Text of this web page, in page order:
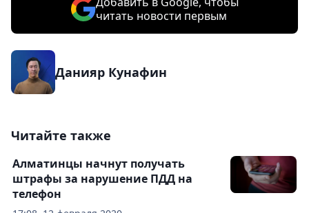
читать новости первым
Данияр Кунафин
Читайте также
Алматинцы начнут получать
штрафы за нарушение ПДД на
телефон